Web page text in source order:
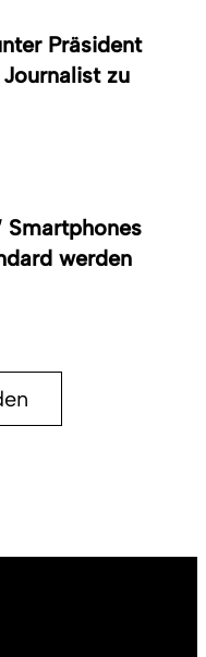
Präsident
zu
Smartphones
werden